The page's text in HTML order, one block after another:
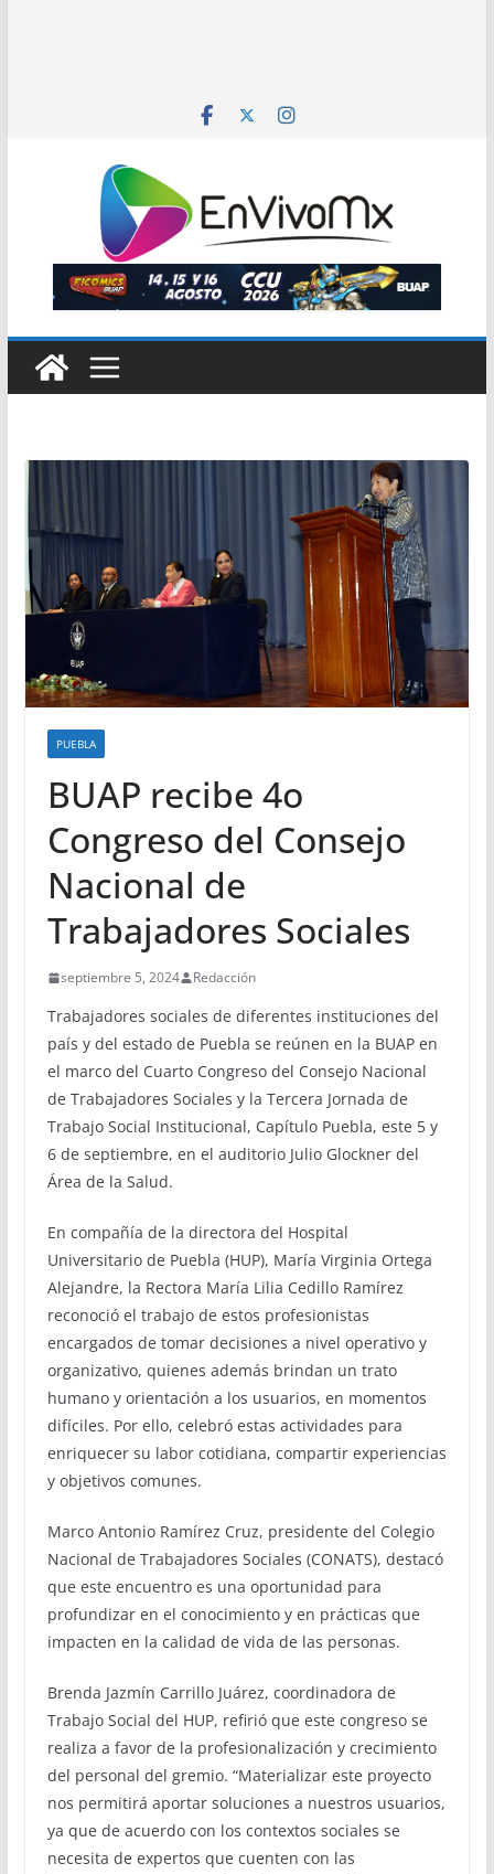
PUEBLA
BUAP recibe 4o
Congreso del Consejo
Nacional de
Trabajadores Sociales
septiembre 5, 2024 Redacción
Trabajadores sociales de diferentes instituciones del
país y del estado de Puebla se reúnen en la BUAP en
el marco del Cuarto Congreso del Consejo Nacional
de Trabajadores Sociales y la Tercera Jornada de
Trabajo Social Institucional, Capítulo Puebla, este 5 y
6 de septiembre, en el auditorio Julio Glockner del
Área de la Salud.
En compañía de la directora del Hospital
Universitario de Puebla (HUP), María Virginia Ortega
Alejandre, la Rectora María Lilia Cedillo Ramírez
reconoció el trabajo de estos profesionistas
encargados de tomar decisiones a nivel operativo y
organizativo, quienes además brindan un trato
humano y orientación a los usuarios, en momentos
difíciles. Por ello, celebró estas actividades para
enriquecer su labor cotidiana, compartir experiencias
y objetivos comunes.
Marco Antonio Ramírez Cruz, presidente del Colegio
Nacional de Trabajadores Sociales (CONATS), destacó
que este encuentro es una oportunidad para
profundizar en el conocimiento y en prácticas que
impacten en la calidad de vida de las personas.
Brenda Jazmín Carrillo Juárez, coordinadora de
Trabajo Social del HUP, refirió que este congreso se
realiza a favor de la profesionalización y crecimiento
del personal del gremio. “Materializar este proyecto
nos permitirá aportar soluciones a nuestros usuarios,
ya que de acuerdo con los contextos sociales se
necesita de expertos que cuenten con las